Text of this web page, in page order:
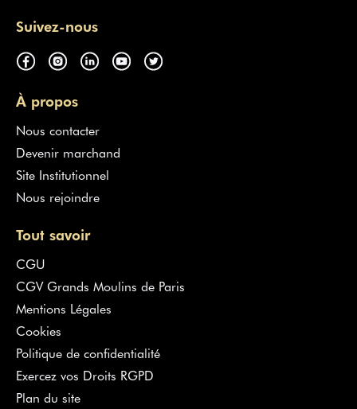
Suivez-nous
À propos
Nous contacter
Devenir marchand
Site Institutionnel
Nous rejoindre
Tout savoir
CGU
CGV Grands Moulins de Paris
Mentions Légales
Cookies
Politique de confidentialité
Exercez vos Droits RGPD
Plan du site